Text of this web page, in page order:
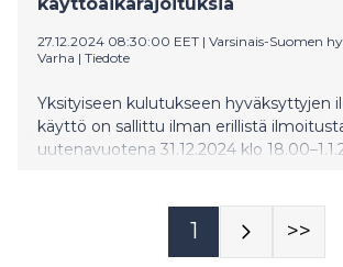
27.12.2024 08:30:00 EET | Varsinais-Suomen
Varha | Tiedote
Yksityiseen kulutukseen hyväksyttyjen
käyttö on sallittu ilman erillistä
uutenavuotena 31.12.2024 klo
1 >>